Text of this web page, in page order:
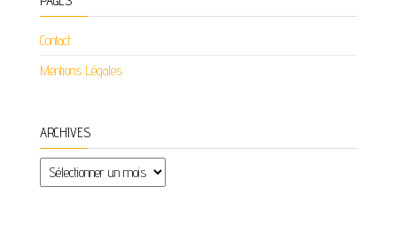
Contact
Mentions Légales
ARCHIVES
Archives